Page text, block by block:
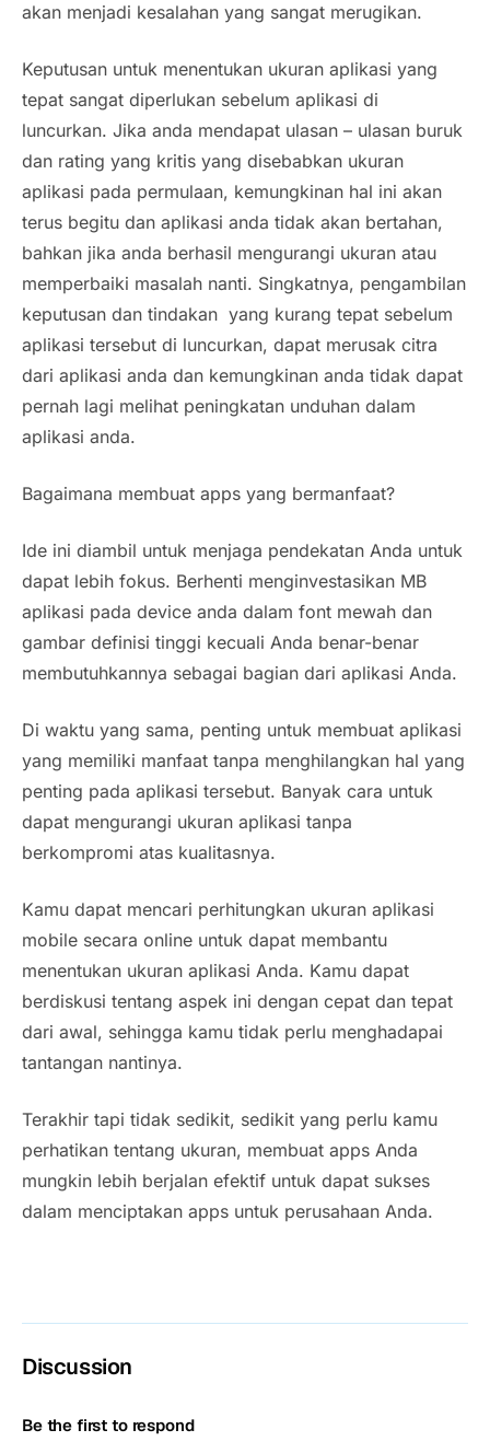
akan menjadi kesalahan yang sangat merugikan.
Keputusan untuk menentukan ukuran aplikasi yang
tepat sangat diperlukan sebelum aplikasi di
luncurkan. Jika anda mendapat ulasan – ulasan buruk
dan rating yang kritis yang disebabkan ukuran
aplikasi pada permulaan, kemungkinan hal ini akan
terus begitu dan aplikasi anda tidak akan bertahan,
bahkan jika anda berhasil mengurangi ukuran atau
memperbaiki masalah nanti. Singkatnya, pengambilan
keputusan dan tindakan yang kurang tepat sebelum
aplikasi tersebut di luncurkan, dapat merusak citra
dari aplikasi anda dan kemungkinan anda tidak dapat
pernah lagi melihat peningkatan unduhan dalam
aplikasi anda.
Bagaimana membuat apps yang bermanfaat?
Ide ini diambil untuk menjaga pendekatan Anda untuk
dapat lebih fokus. Berhenti menginvestasikan MB
aplikasi pada device anda dalam font mewah dan
gambar definisi tinggi kecuali Anda benar-benar
membutuhkannya sebagai bagian dari aplikasi Anda.
Di waktu yang sama, penting untuk membuat aplikasi
yang memiliki manfaat tanpa menghilangkan hal yang
penting pada aplikasi tersebut. Banyak cara untuk
dapat mengurangi ukuran aplikasi tanpa
berkompromi atas kualitasnya.
Kamu dapat mencari perhitungkan ukuran aplikasi
mobile secara online untuk dapat membantu
menentukan ukuran aplikasi Anda. Kamu dapat
berdiskusi tentang aspek ini dengan cepat dan tepat
dari awal, sehingga kamu tidak perlu menghadapai
tantangan nantinya.
Terakhir tapi tidak sedikit, sedikit yang perlu kamu
perhatikan tentang ukuran, membuat apps Anda
mungkin lebih berjalan efektif untuk dapat sukses
dalam menciptakan apps untuk perusahaan Anda.
Discussion
Be the first to respond